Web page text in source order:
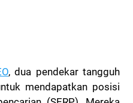
, dua pendekar tangguh
mendapatkan posisi